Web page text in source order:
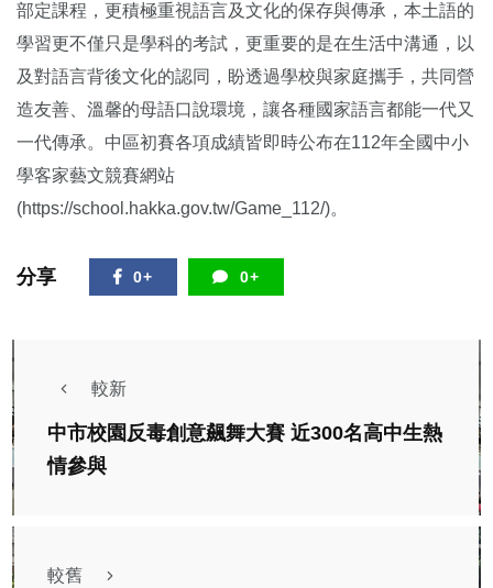
部定課程，更積極重視語言及文化的保存與傳承，本土語的
學習更不僅只是學科的考試，更重要的是在生活中溝通，以
及對語言背後文化的認同，盼透過學校與家庭攜手，共同營
造友善、溫馨的母語口說環境，讓各種國家語言都能一代又
一代傳承。中區初賽各項成績皆即時公布在112年全國中小
學客家藝文競賽網站
(https://school.hakka.gov.tw/Game_112/)。
分享 0+ 0+
較新
中市校園反毒創意飆舞大賽 近300名高中生熱
情參與
較舊